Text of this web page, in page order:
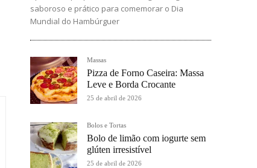
saboroso e prático para comemorar o Dia
Mundial do Hambúrguer
Massas
Pizza de Forno Caseira: Massa
Leve e Borda Crocante
25 de abril de 2026
Bolos e Tortas
Bolo de limão com iogurte sem
glúten irresistível
25 de abril de 2026